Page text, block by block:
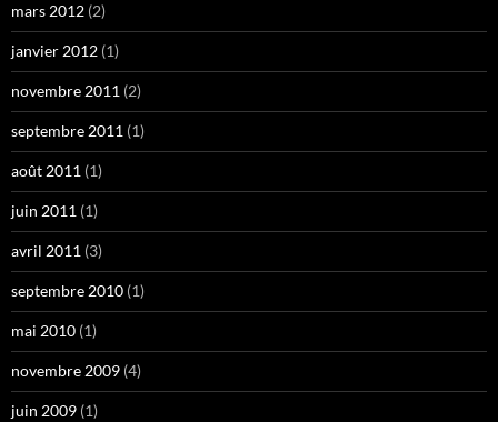
mars 2012 (2)
janvier 2012 (1)
novembre 2011 (2)
septembre 2011 (1)
août 2011 (1)
juin 2011 (1)
avril 2011 (3)
septembre 2010 (1)
mai 2010 (1)
novembre 2009 (4)
juin 2009 (1)